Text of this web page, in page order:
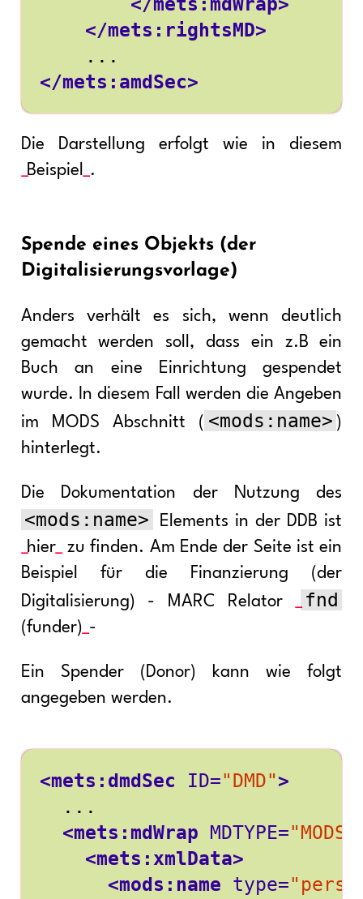
</mets:rightsMD>
</mets:amdSec>
Die Darstellung erfolgt wie in diesem
Beispiel
.
Spende eines Objekts (der
Digitalisierungsvorlage)
Anders verhält es sich, wenn deutlich
gemacht werden soll, dass ein z.B ein
Buch an eine Einrichtung gespendet
wurde. In diesem Fall werden die Angeben
im MODS Abschnitt ( <mods:name> )
hinterlegt.
Die Dokumentation der Nutzung des
<mods:name>
Elements in der DDB ist
hier zu finden. Am Ende der Seite ist ein
Beispiel für die Finanzierung (der
Digitalisierung) - MARC Relator
fnd
(funder) -
Ein Spender (Donor) kann wie folgt
angegeben werden.
<mets:dmdSec ID="DMD">
<mets:mdWrap
MDTYPE="MODS"
<mets:xmlData>
<mods:name
type=